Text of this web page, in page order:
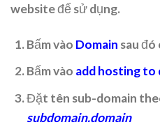
website để sử dụng.
Bấm vào Domain sau đó
Bấm vào add hosting to
Đặt tên sub-domain
subdomain.domain